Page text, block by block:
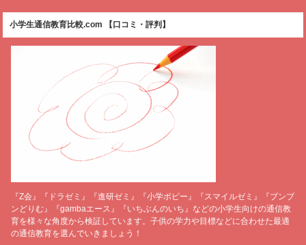
小学生通信教育比較.com 【口コミ・評判】
『Z会』『ドラゼミ』『進研ゼミ』『小学ポピー』『スマイルゼミ』『ブンブ
ンどりむ』『gambaエース』『いちぶんのいち』などの小学生向けの通信教
育を様々な角度から検証しています。子供の学力や目標などに合わせた最適
の通信教育を選んでいきましょう！